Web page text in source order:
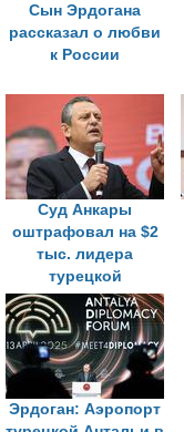
Сын Эрдогана
рассказал о любви
к России
Суд Анкары
оштрафовал на $2
тыс. лидера
турецкой
оппозиции за
оскорбление
Эрдогана
Эрдоган: Аэропорт